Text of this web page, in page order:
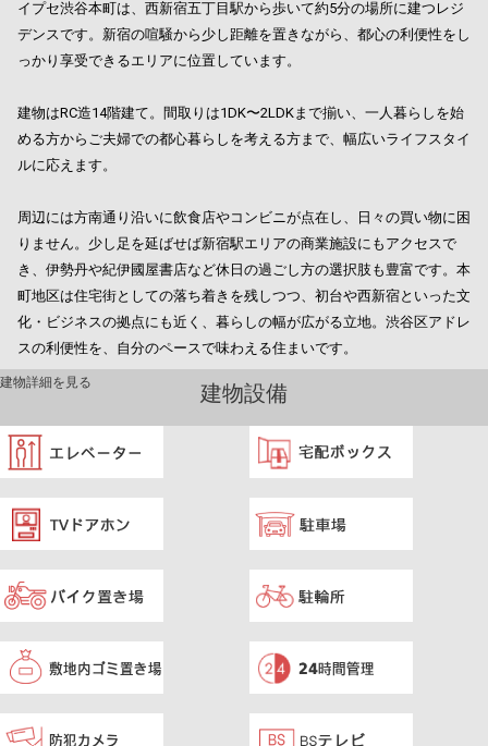
イプセ渋谷本町は、西新宿五丁目駅から歩いて約5分の場所に建つレジ
デンスです。新宿の喧騒から少し距離を置きながら、都心の利便性をし
っかり享受できるエリアに位置しています。
建物はRC造14階建て。間取りは1DK〜2LDKまで揃い、一人暮らしを始
める方からご夫婦での都心暮らしを考える方まで、幅広いライフスタイ
ルに応えます。
周辺には方南通り沿いに飲食店やコンビニが点在し、日々の買い物に困
りません。少し足を延ばせば新宿駅エリアの商業施設にもアクセスで
き、伊勢丹や紀伊國屋書店など休日の過ごし方の選択肢も豊富です。本
町地区は住宅街としての落ち着きを残しつつ、初台や西新宿といった文
化・ビジネスの拠点にも近く、暮らしの幅が広がる立地。渋谷区アドレ
スの利便性を、自分のペースで味わえる住まいです。
建物設備
建物詳細を見る